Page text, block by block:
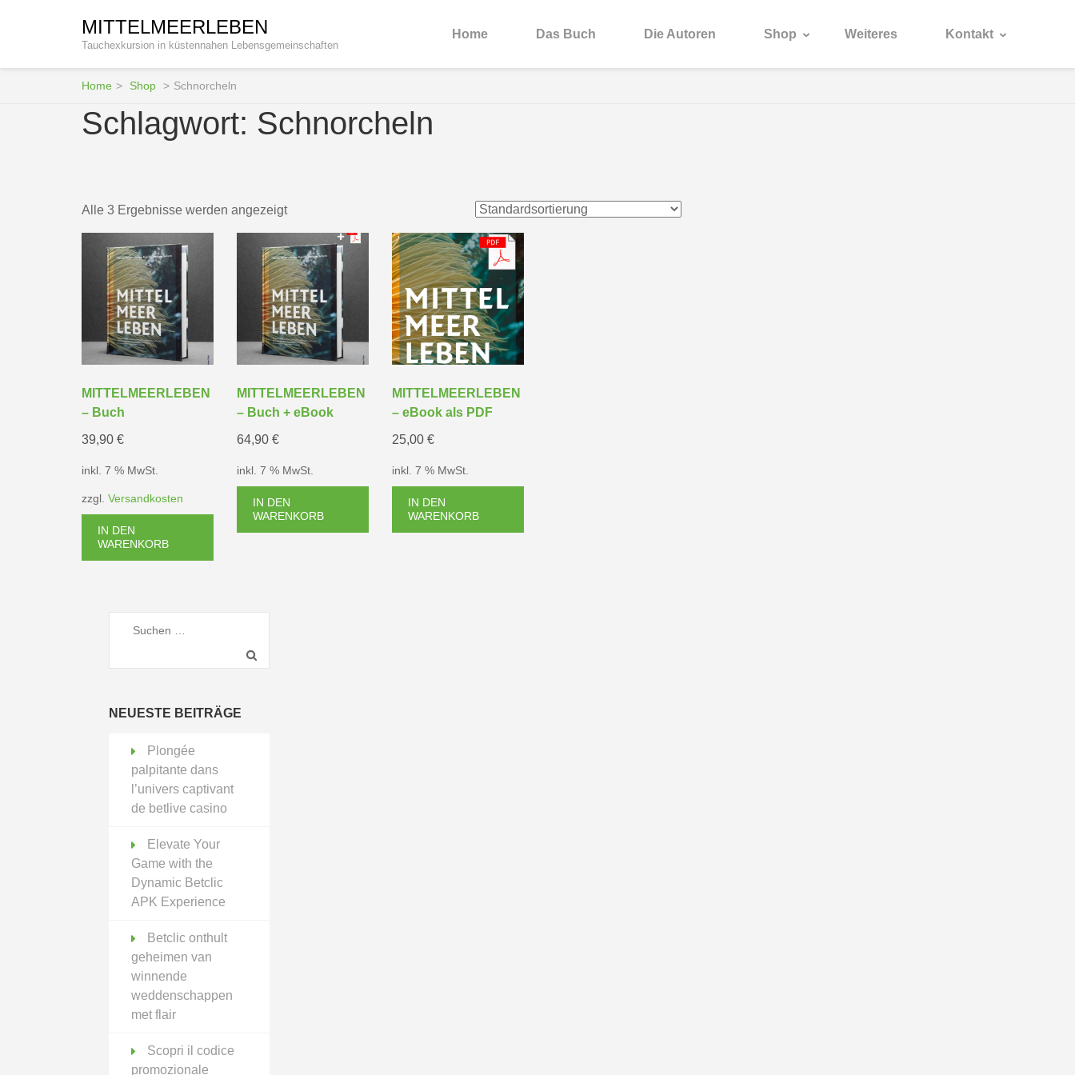
(Enter
MITTELMEERLEBEN
Tauchexkursion in küstennahen Lebensgemeinschaften
Home Das Buch Die Autoren Shop Weiteres Kontakt
Home > Shop > Schnorcheln
Schlagwort: Schnorcheln
Alle 3 Ergebnisse werden angezeigt
MITTELMEERLEBEN
– Buch
39,90 €
inkl. 7 % MwSt.
zzgl. Versandkosten
IN DEN
WARENKORB
MITTELMEERLEBEN
– Buch + eBook
64,90 €
inkl. 7 % MwSt.
IN DEN
WARENKORB
MITTELMEERLEBEN
– eBook als PDF
25,00 €
inkl. 7 % MwSt.
IN DEN
WARENKORB
Suchen
NEUESTE BEITRÄGE
Plongée
palpitante dans
l’univers captivant
de betlive casino
Elevate Your
Game with the
Dynamic Betclic
APK Experience
Betclic onthult
geheimen van
winnende
weddenschappen
met flair
Scopri il codice
promozionale